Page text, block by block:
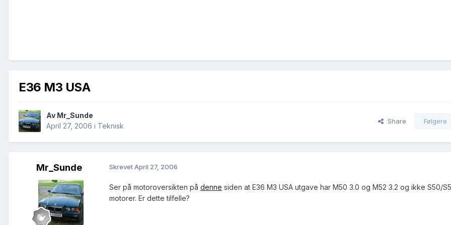
E36 M3 USA
Av Mr_Sunde
April 27, 2006 i Teknisk
Share Følgere
Mr_Sunde SkrevetApril 27, 2006
Ser på motoroversikten på denne siden at E36 M3 USA utgave har M50 3.0 og M52 3.2 og ikke S50/
motorer. Er dette tilfelle?